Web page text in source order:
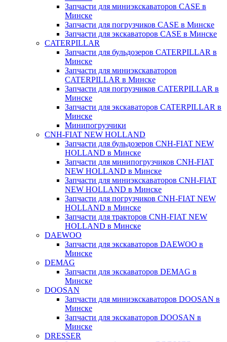
Запчасти для миниэкскаваторов CASE в
Минске
Запчасти для погрузчиков CASE в Минске
Запчасти для экскаваторов CASE в Минске
CATERPILLAR
Запчасти для бульдозеров CATERPILLAR в
Минске
Запчасти для миниэкскаваторов
CATERPILLAR в Минске
Запчасти для погрузчиков CATERPILLAR в
Минске
Запчасти для экскаваторов CATERPILLAR в
Минскe
Минипогрузчики
CNH-FIAT NEW HOLLAND
Запчасти для бульдозеров CNH-FIAT NEW
HOLLAND в Минске
Запчасти для минипогрузчиков CNH-FIAT
NEW HOLLAND в Минске
Запчасти для миниэкскаваторов CNH-FIAT
NEW HOLLAND в Минске
Запчасти для погрузчиков CNH-FIAT NEW
HOLLAND в Минске
Запчасти для тракторов CNH-FIAT NEW
HOLLAND в Минске
DAEWOO
Запчасти для экскаваторов DAEWOO в
Минске
DEMAG
Запчасти для экскаваторов DEMAG в
Минске
DOOSAN
Запчасти для миниэкскаваторов DOOSAN в
Минске
Запчасти для экскаваторов DOOSAN в
Минске
DRESSER